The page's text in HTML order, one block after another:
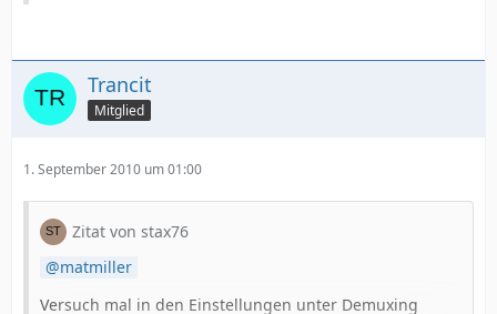
Trancit
Mitglied
1. September 2010 um 01:00
Zitat von stax76
matmiller
Versuch mal in den Einstellungen unter Demuxing